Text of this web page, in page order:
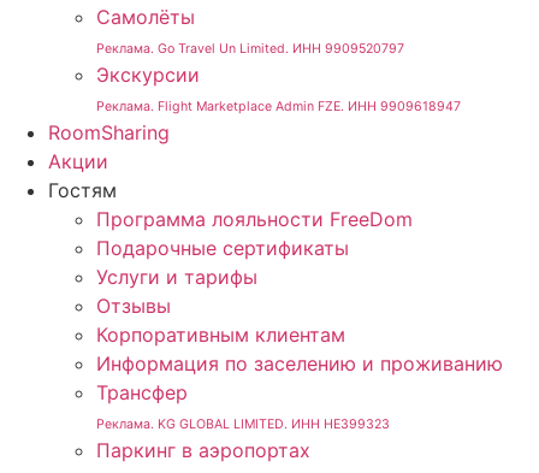
Самолёты
Реклама. Go Travel Un Limited. ИНН 9909520797
Экскурсии
Реклама. Flight Marketplace Admin FZE. ИНН 9909618947
RoomSharing
Акции
Гостям
Программа лояльности FreeDom
Подарочные сертификаты
Услуги и тарифы
Отзывы
Корпоративным клиентам
Информация по заселению и проживанию
Трансфер
Реклама. KG GLOBAL LIMITED. ИНН HE399323
Паркинг в аэропортах